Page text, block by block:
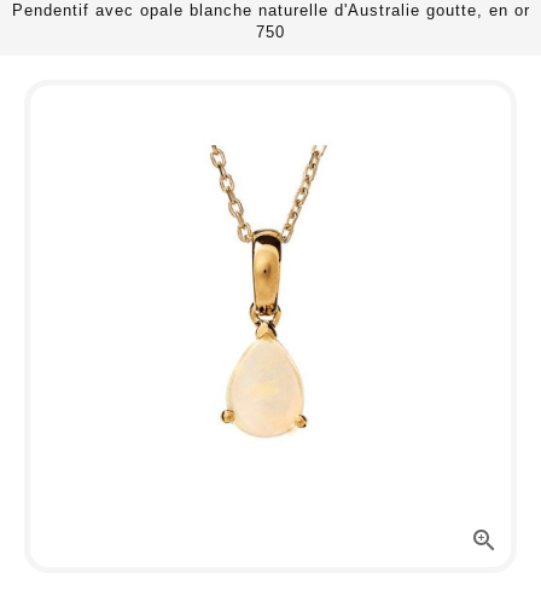
Pendentif avec opale blanche naturelle d'Australie goutte, en or
750
